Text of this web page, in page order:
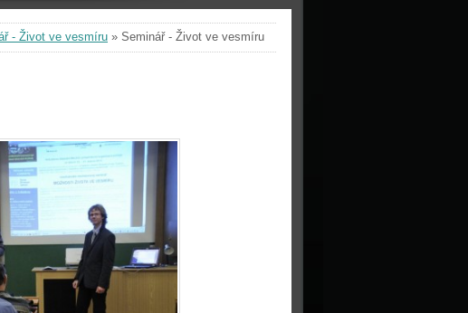
- Život ve vesmíru » Seminář - Život ve vesmíru